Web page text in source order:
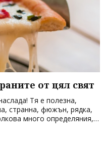
от цял свят
Тя е полезна,
странна, фюжън, рядка,
много определяния,
е, че всички имаме
за това, което